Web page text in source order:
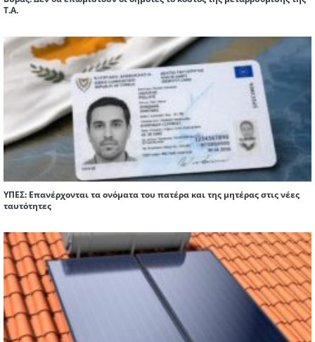
Τ.Α.
ΥΠΕΣ: Επανέρχονται τα ονόματα του πατέρα και της μητέρας στις νέες
ταυτότητες